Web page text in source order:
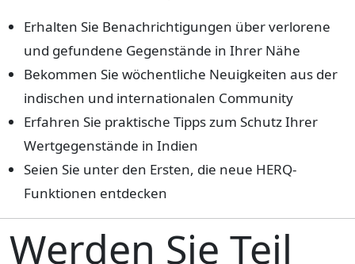
Erhalten Sie Benachrichtigungen über verlorene
und gefundene Gegenstände in Ihrer Nähe
Bekommen Sie wöchentliche Neuigkeiten aus der
indischen und internationalen Community
Erfahren Sie praktische Tipps zum Schutz Ihrer
Wertgegenstände in Indien
Seien Sie unter den Ersten, die neue HERQ-
Funktionen entdecken
Werden Sie Teil